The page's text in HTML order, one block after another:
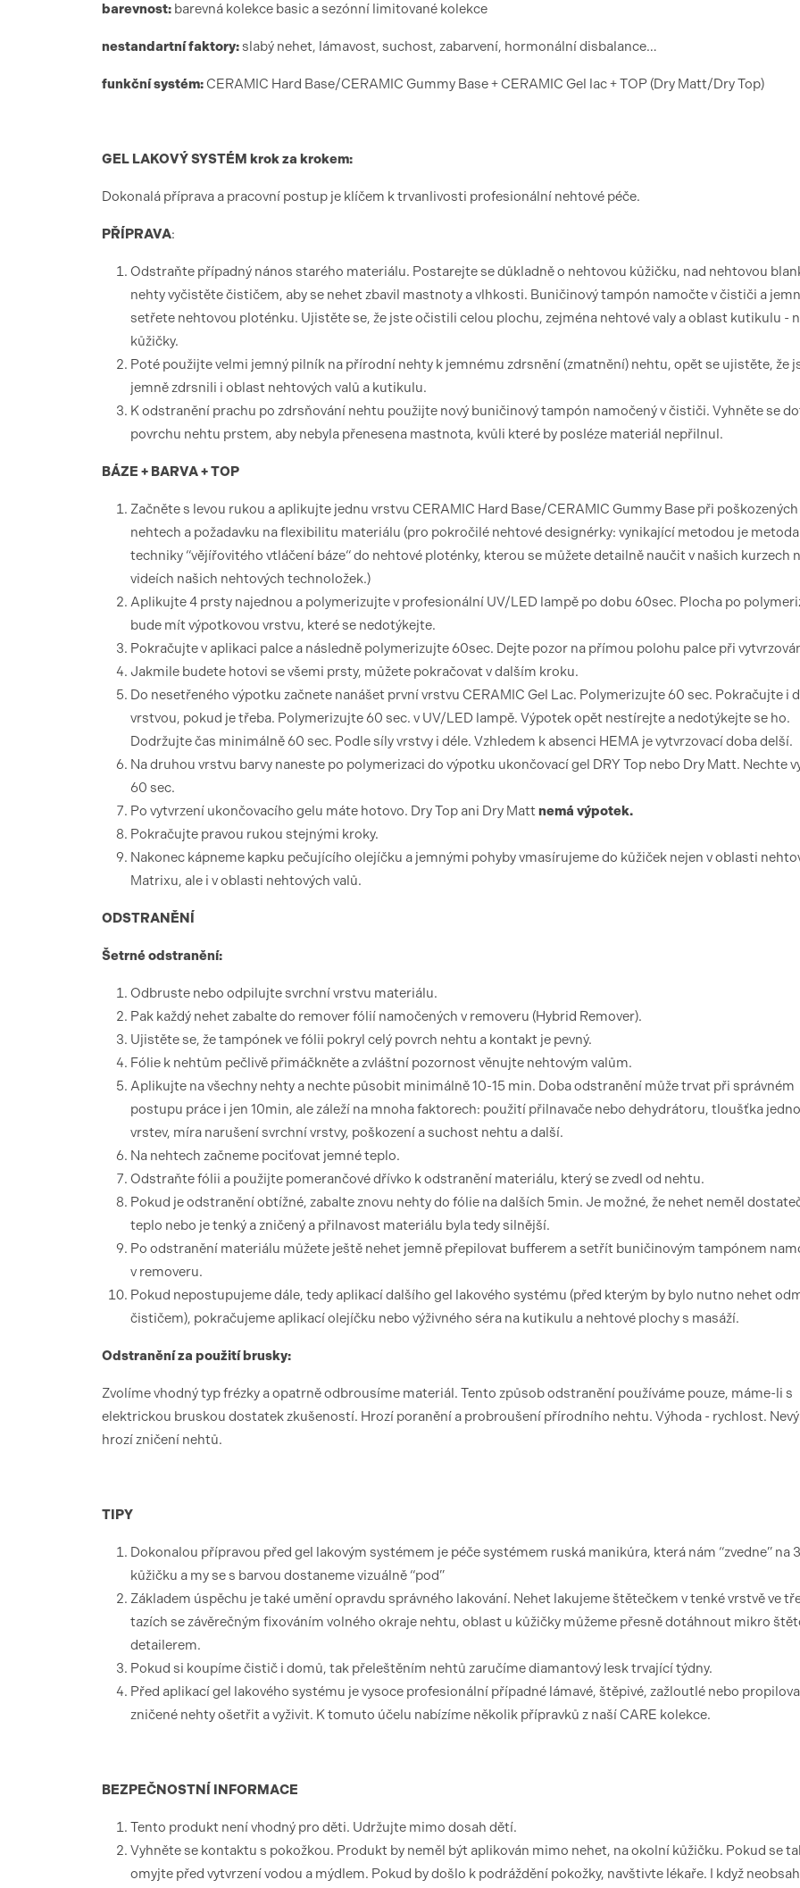
barevnost: barevná kolekce basic a sezónní limitované kolekce
nestandartní faktory:slabý nehet, lámavost, suchost, zabarvení, hormonální disbalance…
funkční systém:CERAMIC Hard Base/CERAMIC Gummy Base + CERAMIC Gel lac + TOP (Dry Matt/Dry Top)
GEL LAKOVÝ SYSTÉM krok za krokem:
Dokonalá příprava a pracovní postup je klíčem k trvanlivosti profesionální nehtové péče.
PŘÍPRAVA:
Odstraňte případný nános starého materiálu. Postarejte se důkladně o nehtovou kůžičku, nad nehtovou
nehty vyčistěte čističem, aby se nehet zbavil mastnoty a vlhkosti. Buničinový tampón namočte v čističi a
setřete nehtovou ploténku. Ujistěte se, že jste očistili celou plochu, zejména nehtové valy a oblast kutikulu -
kůžičky.
Poté použijte velmi jemný pilník na přírodní nehty k jemnému zdrsnění (zmatnění) nehtu, opět se ujistěte, že
jemně zdrsnili i oblast nehtových valů a kutikulu.
K odstranění prachu po zdrsňování nehtu použijte nový buničinový tampón namočený v čističi. Vyhněte se
povrchu nehtu prstem, aby nebyla přenesena mastnota, kvůli které by posléze materiál nepřilnul.
BÁZE + BARVA + TOP
Začněte s levou rukou a aplikujte jednu vrstvu CERAMIC Hard Base/CERAMIC Gummy Base při poškozených
nehtech a požadavku na flexibilitu materiálu (pro pokročilé nehtové designérky: vynikající metodou je metoda
techniky “vějířovitého vtláčení báze“ do nehtové ploténky, kterou se můžete detailně naučit v našich kurzech
videích našich nehtových technoložek.)
Aplikujte 4 prsty najednou a polymerizujte v profesionální UV/LED lampě po dobu 60sec. Plocha po
bude mít výpotkovou vrstvu, které se nedotýkejte.
Pokračujte v aplikaci palce a následně polymerizujte 60sec. Dejte pozor na přímou polohu palce při
Jakmile budete hotovi se všemi prsty, můžete pokračovat v dalším kroku.
Do nesetřeného výpotku začnete nanášet první vrstvu CERAMIC Gel Lac. Polymerizujte 60 sec. Pokračujte i
vrstvou, pokud je třeba. Polymerizujte 60 sec. v UV/LED lampě. Výpotek opět nestírejte a nedotýkejte se ho.
Dodržujte čas minimálně 60 sec. Podle síly vrstvy i déle. Vzhledem k absenci HEMA je vytvrzovací doba delší.
Na druhou vrstvu barvy naneste po polymerizaci do výpotku ukončovací gel DRY Top nebo Dry Matt. Nechte
60 sec.
Po vytvrzení ukončovacího gelu máte hotovo. Dry Top ani Dry Mattnemá výpotek.
Pokračujte pravou rukou stejnými kroky.
Nakonec kápneme kapku pečujícího olejíčku a jemnými pohyby vmasírujeme do kůžiček nejen v oblasti
Matrixu, ale i v oblasti nehtových valů.
ODSTRANĚNÍ
Šetrné odstranění:
Odbruste nebo odpilujte svrchní vrstvu materiálu.
Pak každý nehet zabalte do remover fólií namočených v removeru (Hybrid Remover).
Ujistěte se, že tampónek ve fólii pokryl celý povrch nehtu a kontakt je pevný.
Fólie k nehtům pečlivě přimáčkněte a zvláštní pozornost věnujte nehtovým valům.
Aplikujte na všechny nehty a nechte působit minimálně 10-15 min. Doba odstranění může trvat při správném
postupu práce i jen 10min, ale záleží na mnoha faktorech: použití přilnavače nebo dehydrátoru, tloušťka
vrstev, míra narušení svrchní vrstvy, poškození a suchost nehtu a další.
Na nehtech začneme pociťovat jemné teplo.
Odstraňte fólii a použijte pomerančové dřívko k odstranění materiálu, který se zvedl od nehtu.
Pokud je odstranění obtížné, zabalte znovu nehty do fólie na dalších 5min. Je možné, že nehet neměl
teplo nebo je tenký a zničený a přilnavost materiálu byla tedy silnější.
Po odstranění materiálu můžete ještě nehet jemně přepilovat bufferem a setřít buničinovým tampónem
v removeru.
Pokud nepostupujeme dále, tedy aplikací dalšího gel lakového systému (před kterým by bylo nutno nehet
čističem), pokračujeme aplikací olejíčku nebo výživného séra na kutikulu a nehtové plochy s masáží.
Odstranění za použití brusky:
Zvolíme vhodný typ frézky a opatrně odbrousíme materiál. Tento způsob odstranění používáme pouze, máme-li s
elektrickou bruskou dostatek zkušeností. Hrozí poranění a probroušení přírodního nehtu. Výhoda - rychlost.
hrozí zničení nehtů.
TIPY
Dokonalou přípravou před gel lakovým systémem je péče systémem ruská manikúra, která nám “zvedne” na
kůžičku a my se s barvou dostaneme vizuálně “pod”
Základem úspěchu je také umění opravdu správného lakování. Nehet lakujeme štětečkem v tenké vrstvě ve
tazích se závěrečným fixováním volného okraje nehtu, oblast u kůžičky můžeme přesně dotáhnout mikro
detailerem.
Pokud si koupíme čistič i domů, tak přeleštěním nehtů zaručíme diamantový lesk trvající týdny.
Před aplikací gel lakového systému je vysoce profesionální případné lámavé, štěpivé, zažloutlé nebo
zničené nehty ošetřit a vyživit. K tomuto účelu nabízíme několik přípravků z naší CARE kolekce.
BEZPEČNOSTNÍ INFORMACE
Tento produkt není vhodný pro děti. Udržujte mimo dosah dětí.
Vyhněte se kontaktu s pokožkou. Produkt by neměl být aplikován mimo nehet, na okolní kůžičku. Pokud se
omyjte před vytvrzení vodou a mýdlem. Pokud by došlo k podráždění pokožky, navštivte lékaře. I když